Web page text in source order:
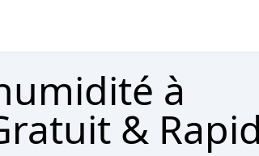
à
&